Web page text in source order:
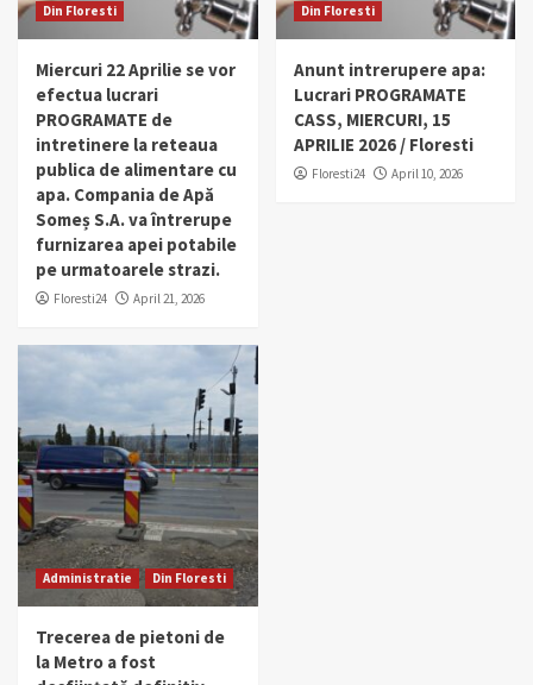
Din Floresti
Miercuri 22 Aprilie se vor
efectua lucrari
PROGRAMATE de
intretinere la reteaua
publica de alimentare cu
apa. Compania de Apă
Someș S.A. va întrerupe
furnizarea apei potabile
pe urmatoarele strazi.
Floresti24 April 21, 2026
Din Floresti
Anunt intrerupere apa:
Lucrari PROGRAMATE
CASS, MIERCURI, 15
APRILIE 2026 / Floresti
Floresti24 April 10, 2026
Administratie Din Floresti
Trecerea de pietoni de
la Metro a fost